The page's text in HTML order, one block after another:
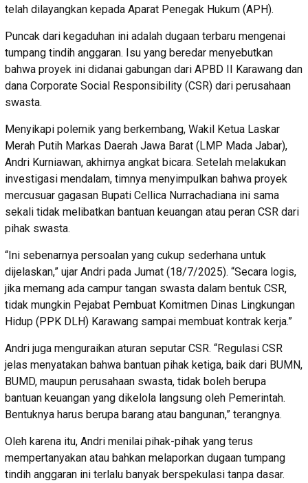
telah dilayangkan kepada Aparat Penegak Hukum (APH).
Puncak dari kegaduhan ini adalah dugaan terbaru mengenai
tumpang tindih anggaran. Isu yang beredar menyebutkan
bahwa proyek ini didanai gabungan dari APBD II Karawang dan
dana Corporate Social Responsibility (CSR) dari perusahaan
swasta.
Menyikapi polemik yang berkembang, Wakil Ketua Laskar
Merah Putih Markas Daerah Jawa Barat (LMP Mada Jabar),
Andri Kurniawan, akhirnya angkat bicara. Setelah melakukan
investigasi mendalam, timnya menyimpulkan bahwa proyek
mercusuar gagasan Bupati Cellica Nurrachadiana ini sama
sekali tidak melibatkan bantuan keuangan atau peran CSR dari
pihak swasta.
“Ini sebenarnya persoalan yang cukup sederhana untuk
dijelaskan,” ujar Andri pada Jumat (18/7/2025). “Secara logis,
jika memang ada campur tangan swasta dalam bentuk CSR,
tidak mungkin Pejabat Pembuat Komitmen Dinas Lingkungan
Hidup (PPK DLH) Karawang sampai membuat kontrak kerja.”
Andri juga menguraikan aturan seputar CSR. “Regulasi CSR
jelas menyatakan bahwa bantuan pihak ketiga, baik dari BUMN,
BUMD, maupun perusahaan swasta, tidak boleh berupa
bantuan keuangan yang dikelola langsung oleh Pemerintah.
Bentuknya harus berupa barang atau bangunan,” terangnya.
Oleh karena itu, Andri menilai pihak-pihak yang terus
mempertanyakan atau bahkan melaporkan dugaan tumpang
tindih anggaran ini terlalu banyak berspekulasi tanpa dasar.